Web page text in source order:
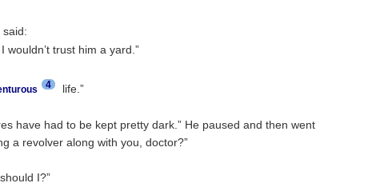
said:
wouldn’t trust him a yard.”
4
life.”
have had to be kept pretty dark.” He paused and then went
a revolver along with you, doctor?”
I?”